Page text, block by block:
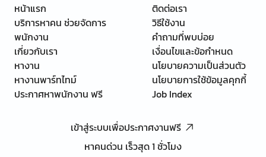
หน้าแรก
บริการหาคน ช่วยจัดการ
พนักงาน
เกี่ยวกับเรา
หางาน
หางานพาร์ทไทม์
ประกาศหาพนักงาน ฟรี
ติดต่อเรา
วิธีใช้งาน
คำถามที่พบบ่อย
เงื่อนไขและข้อกำหนด
นโยบายความเป็นส่วนตัว
นโยบายการใช้ข้อมูลคุกกี้
Job Index
เข้าสู่ระบบเพื่อประกาศงานฟรี
หาคนด่วน เร็วสุด 1 ชั่วโมง